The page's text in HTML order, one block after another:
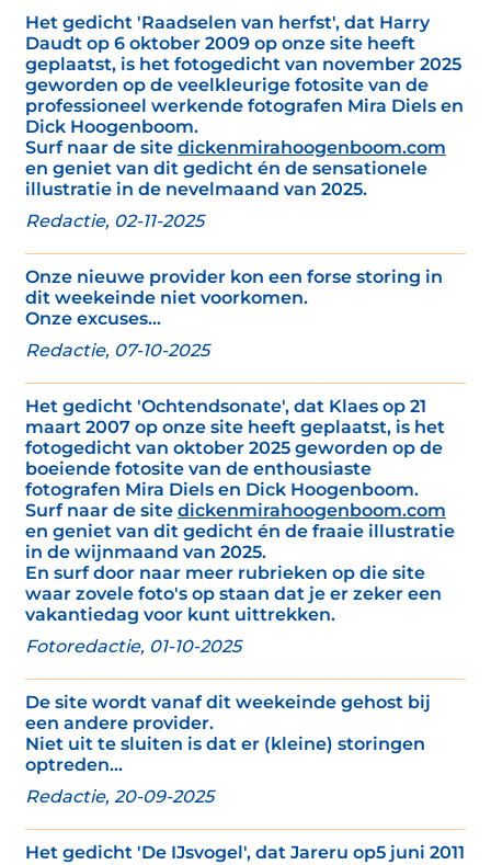
Het gedicht 'Raadselen van herfst', dat Harry
Daudt op 6 oktober 2009 op onze site heeft
geplaatst, is het fotogedicht van november 2025
geworden op de veelkleurige fotosite van de
professioneel werkende fotografen Mira Diels en
Dick Hoogenboom.
Surf naar de site dickenmirahoogenboom.com
en geniet van dit gedicht én de sensationele
illustratie in de nevelmaand van 2025.
Redactie, 02-11-2025
Onze nieuwe provider kon een forse storing in
dit weekeinde niet voorkomen.
Onze excuses...
Redactie, 07-10-2025
Het gedicht 'Ochtendsonate', dat Klaes op 21
maart 2007 op onze site heeft geplaatst, is het
fotogedicht van oktober 2025 geworden op de
boeiende fotosite van de enthousiaste
fotografen Mira Diels en Dick Hoogenboom.
Surf naar de site dickenmirahoogenboom.com
en geniet van dit gedicht én de fraaie illustratie
in de wijnmaand van 2025.
En surf door naar meer rubrieken op die site
waar zovele foto's op staan dat je er zeker een
vakantiedag voor kunt uittrekken.
Fotoredactie, 01-10-2025
De site wordt vanaf dit weekeinde gehost bij
een andere provider.
Niet uit te sluiten is dat er (kleine) storingen
optreden...
Redactie, 20-09-2025
Het gedicht 'De IJsvogel', dat Jareru op5 juni 2011